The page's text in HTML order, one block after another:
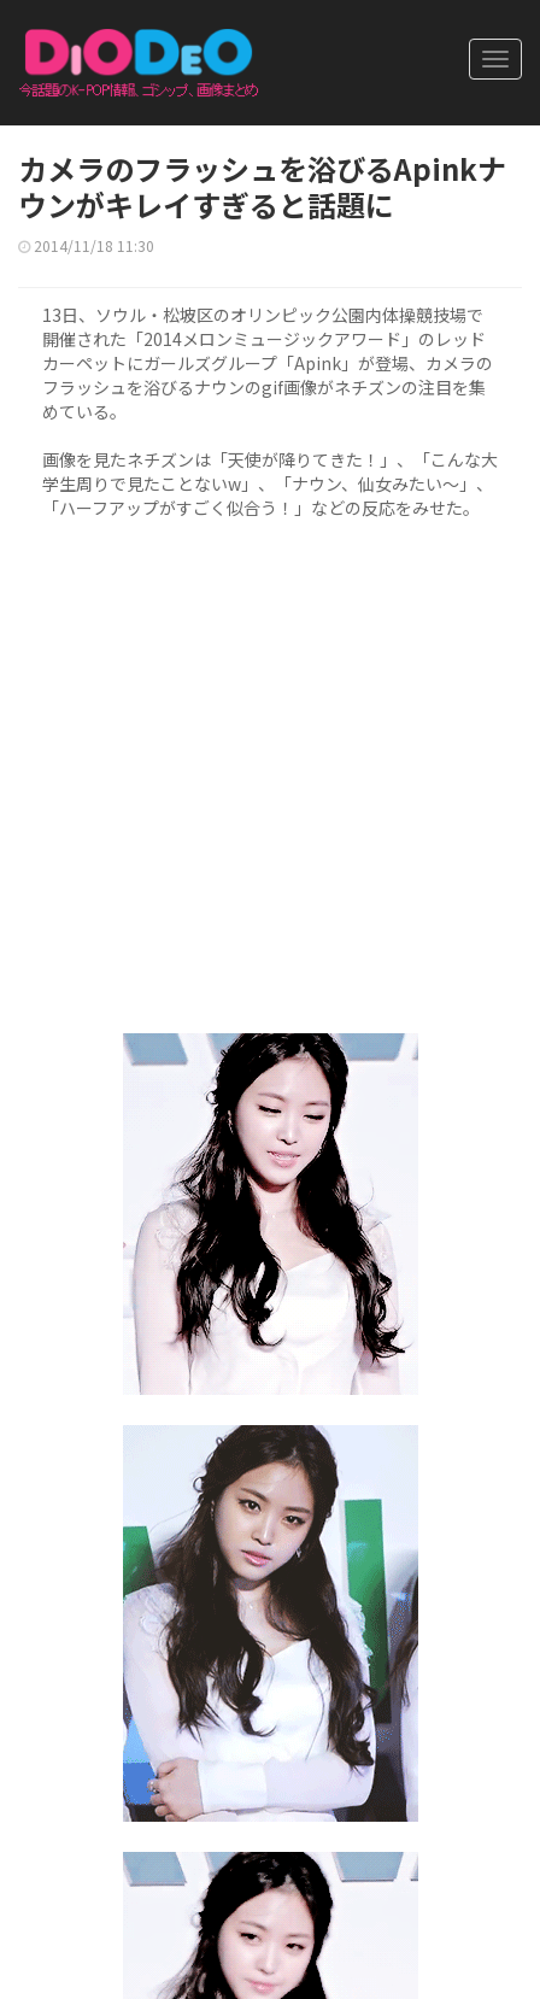
カメラのフラッシュを浴びるApinkナ
ウンがキレイすぎると話題に
2014/11/18 11:30
13日、ソウル・松坡区のオリンピック公園内体操競技場で
開催された「2014メロンミュージックアワード」のレッド
カーペットにガールズグループ「Apink」が登場、カメラの
フラッシュを浴びるナウンのgif画像がネチズンの注目を集
めている。
画像を見たネチズンは「天使が降りてきた！」、「こんな大
学生周りで見たことないw」、「ナウン、仙女みたい～」、
「ハーフアップがすごく似合う！」などの反応をみせた。